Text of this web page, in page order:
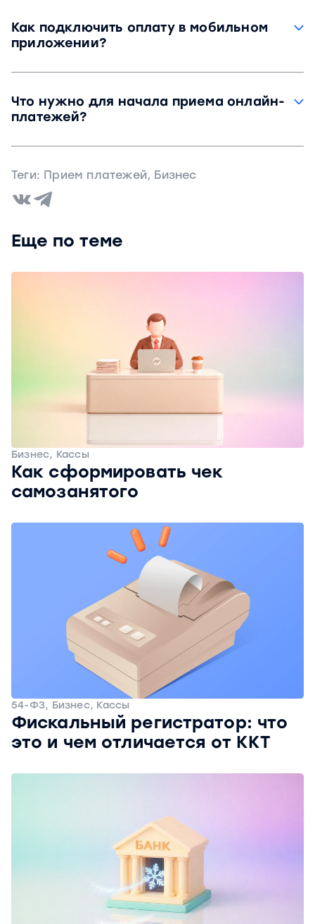
или платежным ссылкам.
Как подключить оплату в мобильном
приложении?
Что нужно для начала приема онлайн-
платежей?
платежным сервисом (например,
CloudPayments), а также подключить онлайн-
кассу CloudKassir для выдачи фискальных
Теги: Прием платежей, Бизнес
Еще по теме
Бизнес, Кассы
Как сформировать чек
самозанятого
54-ФЗ, Бизнес, Кассы
Фискальный регистратор: что
это и чем отличается от ККТ